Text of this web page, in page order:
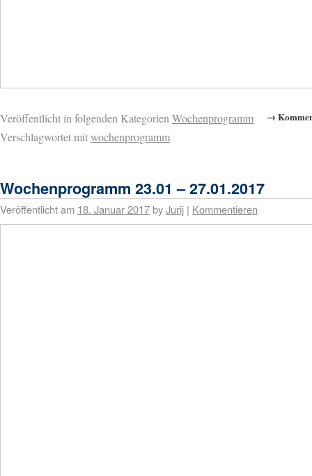
→
Veröffentlicht in folgenden KategorienWochenprogramm
Verschlagwortet mitwochenprogramm
Wochenprogramm 23.01 – 27.01.2017
Veröffentlicht am 18. Januar 2017byJurij | Kommentieren